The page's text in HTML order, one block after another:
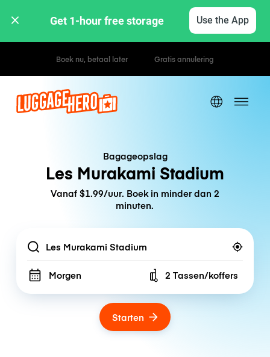
Get 1-hour free storage Use the App
Uur- / dagtarieven
Bagageopslag
Les Murakami Stadium
Vanaf $1.99/uur. Boek in minder dan 2
minuten.
Location
Morgen Number of bags
2 Tassen/koffers
Starten